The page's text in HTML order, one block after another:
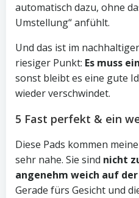
automatisch dazu, ohne
Umstellung“ anfühlt.
Und das ist im
riesiger Punkt: Es muss
sonst bleibt es eine gute
wieder verschwindet.
5 Fast perfekt & ein
Diese Pads kommen
sehr nahe. Sie sind nicht
angenehm weich auf
Gerade fürs Gesicht und